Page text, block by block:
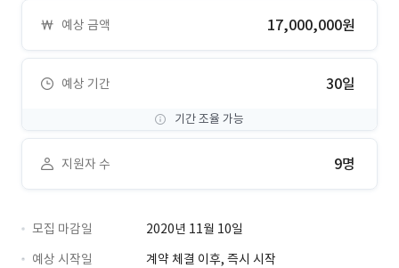
예상 금액 17,000,000원
예상 기간 30일
기간 조율 가능
지원자 수 9명
모집 마감일
2020년 11월 10일
예상 시작일
계약 체결 이후, 즉시 시작